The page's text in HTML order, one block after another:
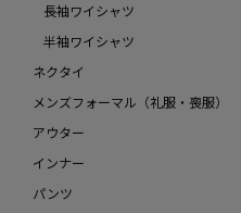
長袖ワイシャツ
半袖ワイシャツ
ネクタイ
メンズフォーマル（礼服・喪服）
アウター
インナー
パンツ